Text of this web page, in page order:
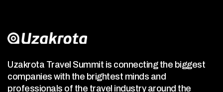
Uzakrota Travel Summit is connecting the biggest
companies with the brightest minds and
professionals of the travel industry around the